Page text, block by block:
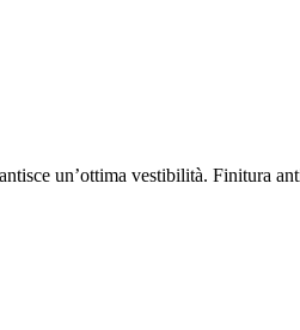
un’ottima vestibilità. Finitura